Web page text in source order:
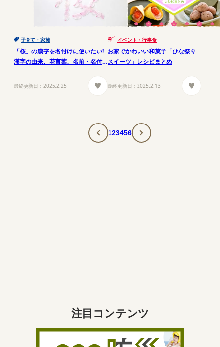
子育て・家族
「桜」の漢字を名付けに使いたい!
漢字の由来、花言葉、名前・名付
最終更新日： 2025.2.25
イベント・行事食
お家でかわいい和菓子「ひな祭り
スイーツ」レシピまとめ
最終更新日： 2025.2.13
123456
注目コンテンツ